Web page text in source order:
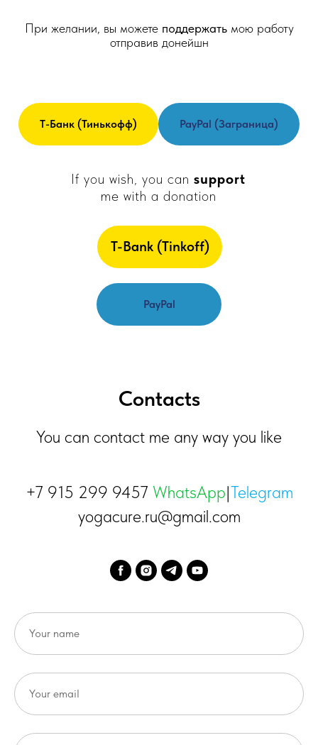
При желании, вы можете поддержать мою работу
отправив донейшн
Т-Банк (Тинькофф) PayPal (заграница)
If you wish, you can support
me with a donation
T-Bank (Tinkoff)
PayPal
Contacts
You can contact me any way you like
+7 915 299 9457 WhatsApp|Telegram
yogacure.ru@gmail.com